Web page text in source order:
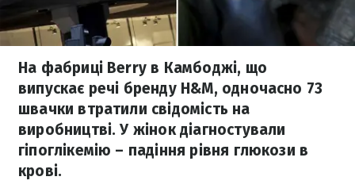
На фабриці Berry в Камбоджі, що
випускає речі бренду H&M, одночасно 73
швачки втратили свідомість на
виробництві. У жінок діагностували
гіпоглікемію – падіння рівня глюкози в
крові.